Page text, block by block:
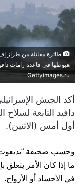
هبوطها في قاعدة رامات
Gettyimages.ru
أكد الجيش
دافيد التابعة
أول أمس (الاثنين).
وحسب صحيفة “يديعوت
ما إذا كان الأمر
في الأجساد أو الأرواح.